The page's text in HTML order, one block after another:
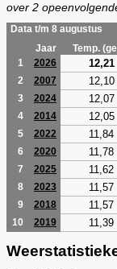
over 2
Data t/m 8 augustus
Jaar
Temp.
1
2026 12,21
2 2007 12,10
3 2024 12,07
4 2014 12,05
5 2022 11,84
6 2020 11,78
7 2025 11,62
8 2023 11,57
9 2018 11,57
10 2019 11,39